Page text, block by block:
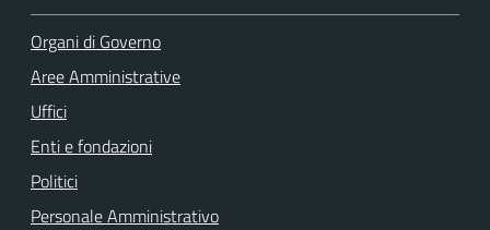
o
o
k
a
g
r
m
Organi di Governo
Aree Amministrative
Uffici
Enti e fondazioni
Politici
Personale Amministrativo